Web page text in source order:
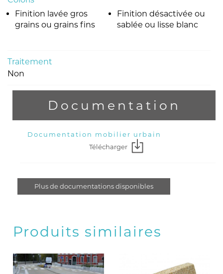
Finition lavée gros
grains ou grains fins
Finition désactivée ou
sablée ou lisse blanc
Traitement
Non
Documentation
Documentation mobilier urbain
Télécharger
Plus de documentations disponibles
Produits similaires